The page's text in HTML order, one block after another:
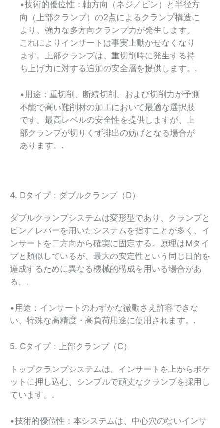
•技術的優位性：軸方向（ネジ／ピン）と半径方
向（上部クランプ）の2点によるクランプ構造に
より、強力な多方向クランプ力が発生します。
これによりインサートは事実上動かせなくなり
ます。上部クランプは、重切削時に発生する持
ち上げ力に対する追加の安全層を提供します。.
•用途：重切削、断続切削、および切削力が予測
不能で高い難削材の加工において最適な選択肢
です。最高レベルの安全性を提供しますが、上
部クランプが切りくず排出の妨げとなる場合が
あります。.
4. Dタイプ：ダブルクランプ（D）
ダブルクランプシステムは変形型であり、クランプと
ピン／レバーを用いたシステムを指すことが多く、イ
ンサートを二方向から確実に固定する。原理はMタイ
プと類似しているが、最大の安定性という同じ目的を
達成するために異なる機械的構成を用いる場合があ
る。.
•用途：インサートのわずかな微動さえ許容できな
い、特殊な高精度・高負荷用途に使用されます。.
5. Cタイプ：上部クランプ（C）
トップクランプシステムは、インサートを上からポケ
ットに押し込む、シンプルで頑丈なクランプを採用し
ています。.
•技術的優位性：本システムは、中心穴のないインサ